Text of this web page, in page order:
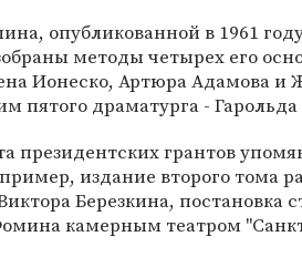
опубликованной в 1961
методы четырех его
Ионеско, Артюра Адамова
пятого драматурга -
президентских грантов
издание второго тома
Березкина,
камерным театром